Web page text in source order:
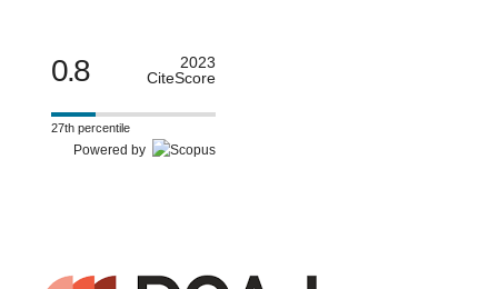
0.8
2023
CiteScore
27th percentile
Powered by